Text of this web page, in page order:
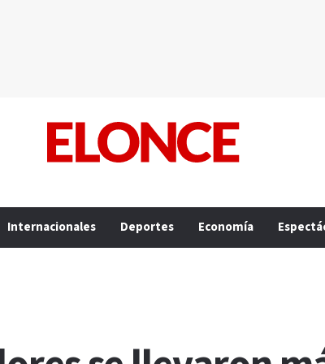
Internacionales Deportes Economía